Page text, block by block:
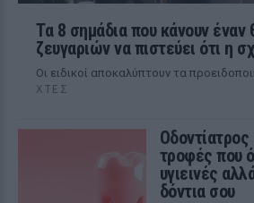
Τα 8 σημάδια που κάνουν έναν
ζευγαριών να πιστεύει ότι η
Οι ειδικοί αποκαλύπτουν τα
ΧΤΕΣ
τροφές που
υγιεινές
δόντια σου